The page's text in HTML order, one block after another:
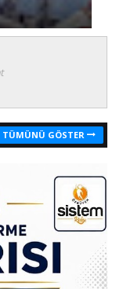
TÜMÜNÜ GÖSTER